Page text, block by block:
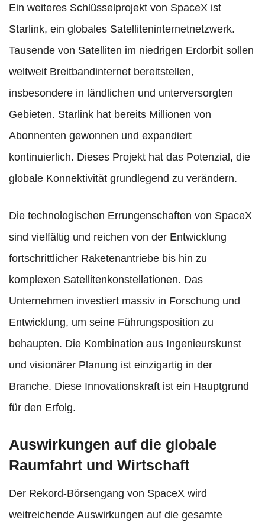
Ein weiteres Schlüsselprojekt von SpaceX ist
Starlink, ein globales Satelliteninternetnetzwerk.
Tausende von Satelliten im niedrigen Erdorbit sollen
weltweit Breitbandinternet bereitstellen,
insbesondere in ländlichen und unterversorgten
Gebieten. Starlink hat bereits Millionen von
Abonnenten gewonnen und expandiert
kontinuierlich. Dieses Projekt hat das Potenzial, die
globale Konnektivität grundlegend zu verändern.
Die technologischen Errungenschaften von SpaceX
sind vielfältig und reichen von der Entwicklung
fortschrittlicher Raketenantriebe bis hin zu
komplexen Satellitenkonstellationen. Das
Unternehmen investiert massiv in Forschung und
Entwicklung, um seine Führungsposition zu
behaupten. Die Kombination aus Ingenieurskunst
und visionärer Planung ist einzigartig in der
Branche. Diese Innovationskraft ist ein Hauptgrund
für den Erfolg.
Auswirkungen auf die globale
Raumfahrt und Wirtschaft
Der Rekord-Börsengang von SpaceX wird
weitreichende Auswirkungen auf die gesamte